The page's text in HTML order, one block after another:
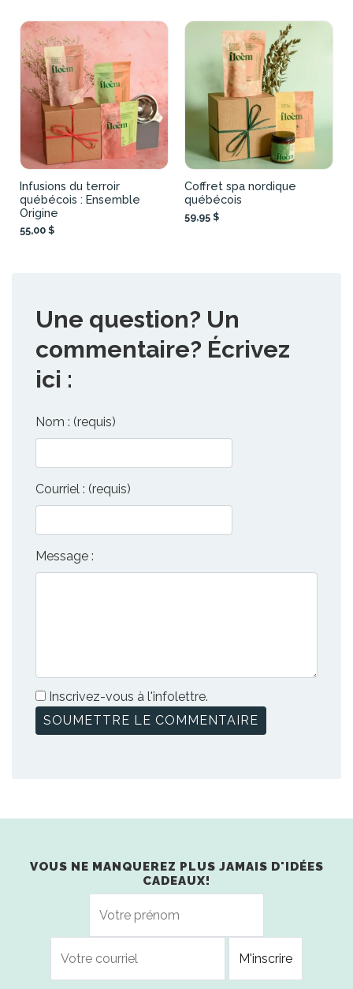
Infusions du terroir
québécois : Ensemble
Origine
55,00 $
Coffret spa nordique
québécois
59,95 $
Une question? Un
commentaire? Écrivez
ici :
Nom : (requis)
Courriel : (requis)
Message :
Inscrivez-vous à l'infolettre.
VOUS NE MANQUEREZ PLUS JAMAIS D'IDÉES
CADEAUX!